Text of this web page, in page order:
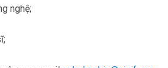
nghệ;